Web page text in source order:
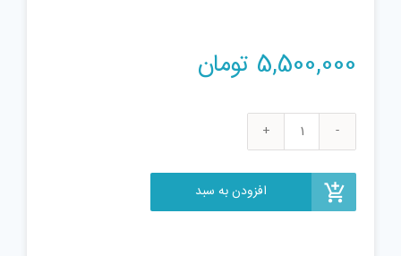
5,500,000 تومان
لگو
افزودن به سبد